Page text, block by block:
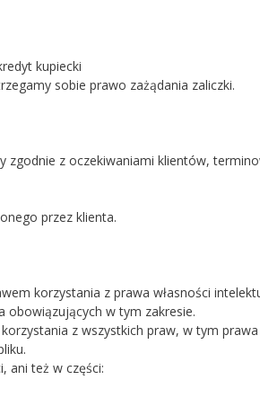
kupiecki
sobie prawo zażądania zaliczki.
zgodnie z oczekiwaniami klientów,
przez klienta.
korzystania z prawa własności
obowiązujących w tym zakresie.
z wszystkich praw, w tym
ani też w części: